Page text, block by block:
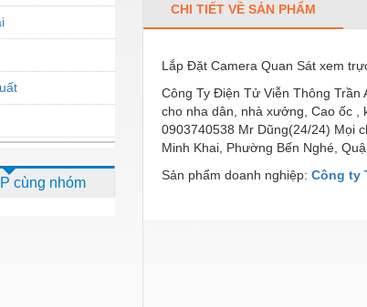
cùng nhóm
CHI TIẾT VỀ SẢN PHẨM
Lắp Đặt Camera Quan Sát xem
Công Ty Điện Tử Viễn Thông Trần
cho nha dân, nhà xưởng, Cao ốc ,
0903740538 Mr Dũng(24/24) Mọi
Minh Khai, Phường Bến Nghé,
Sản phẩm doanh nghiệp: Công ty